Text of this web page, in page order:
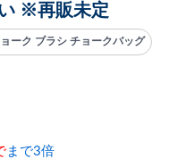
※再販未定
ーク ブラシ チョークバッグ
まで3倍